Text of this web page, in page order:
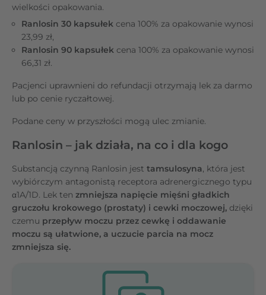
wielkości opakowania.
Ranlosin 30 kapsułek cena 100% za opakowanie wynosi
23,99 zł,
Ranlosin 90 kapsułek cena 100% za opakowanie wynosi
66,31 zł.
Pacjenci uprawnieni do refundacji otrzymają lek za darmo
lub po cenie ryczałtowej.
Podane ceny w przyszłości mogą ulec zmianie.
Ranlosin – jak działa, na co i dla kogo
Substancją czynną Ranlosin jest tamsulosyna, która jest
wybiórczym antagonistą receptora adrenergicznego typu
α1A/1D. Lek ten zmniejsza napięcie mięśni gładkich
gruczołu krokowego (prostaty) i cewki moczowej, dzięki
czemu przepływ moczu przez cewkę i oddawanie
moczu są ułatwione, a uczucie parcia na mocz
zmniejsza się.